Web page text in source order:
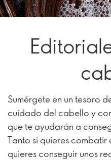
Sumérgete en un tesoro
cuidado del cabello y
que te ayudarán a
Tanto si quieres
quieres conseguir unos